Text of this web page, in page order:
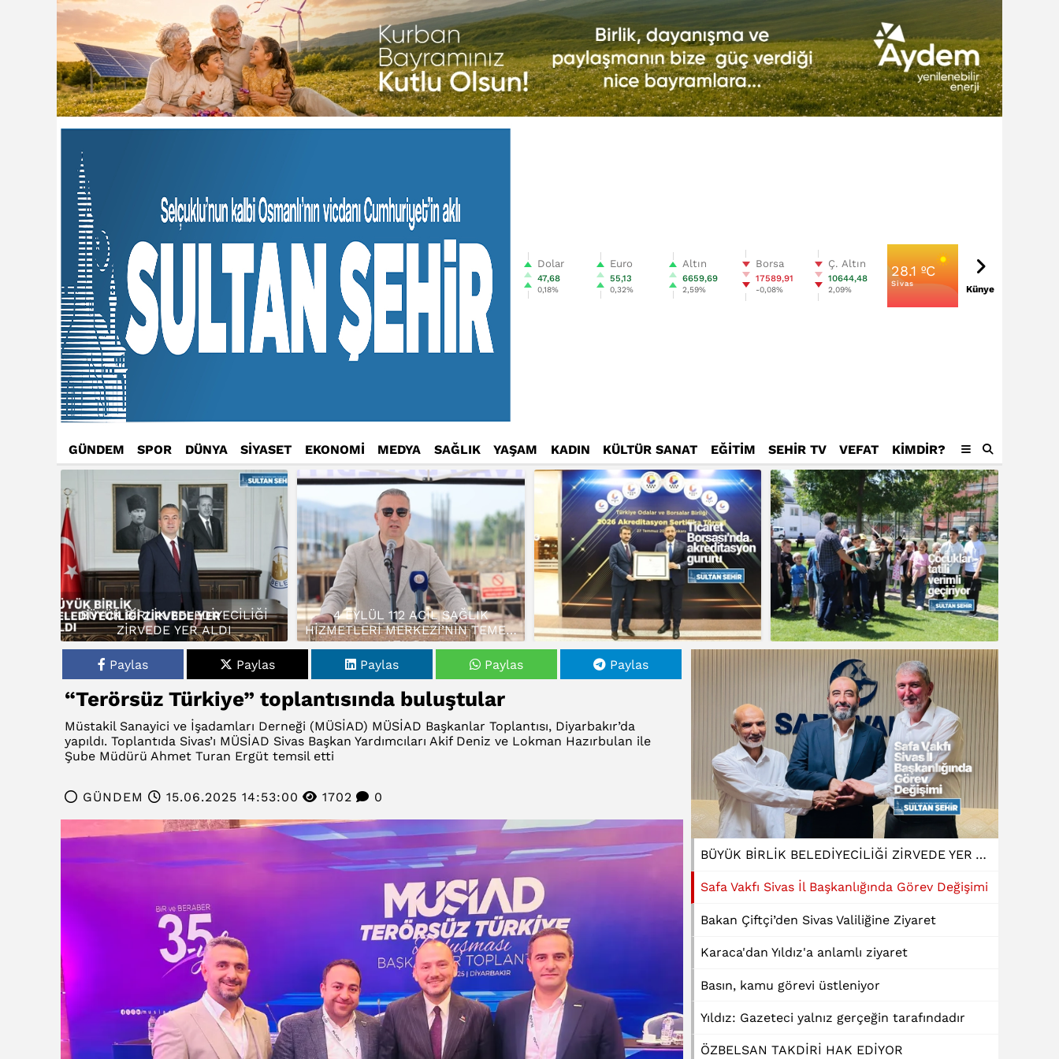
Dolar
47,68
0,18%
Euro
55,13
0,32%
Altın
6659,69
2,59%
Borsa
17589,91
-0,08%
Ç. Altın
10644,48
2,09%
28.1 ºC
Sivas
Künye
GÜNDEM SPOR DÜNYA SİYASET EKONOMİ MEDYA SAĞLIK YAŞAM KADIN KÜLTÜR SANAT EĞİTİM SEHİR TV VEFAT KIMDIR?
BÜYÜK BİRLİK BELEDİYECİLİĞİ
ZİRVEDE YER ALDI
4 EYLÜL 112 ACİL SAĞLIK
HİZMETLERİ MERKEZİ’NİN TEMELİ
ATILDI…
Paylas
Paylas Paylas Paylas Paylas
“Terörsüz Türkiye” toplantısında buluştular
Müstakil Sanayici ve İşadamları Derneği (MÜSİAD) MÜSİAD Başkanlar Toplantısı, Diyarbakır’da
yapıldı. Toplantıda Sivas’ı MÜSİAD Sivas Başkan Yardımcıları Akif Deniz ve Lokman Hazırbulan ile
Şube Müdürü Ahmet Turan Ergüt temsil etti
GÜNDEM 15.06.2025 14:53:00 1702 0
BÜYÜK BİRLİK BELEDİYECİLİĞİ ZİRVEDE YER ALDI
Safa Vakfı Sivas İl Başkanlığında Görev Değişimi
Bakan Çiftçi’den Sivas Valiliğine Ziyaret
Karaca'dan Yıldız'a anlamlı ziyaret
Basın, kamu görevi üstleniyor
Yıldız: Gazeteci yalnız gerçeğin tarafındadır
ÖZBELSAN TAKDİRİ HAK EDİYOR